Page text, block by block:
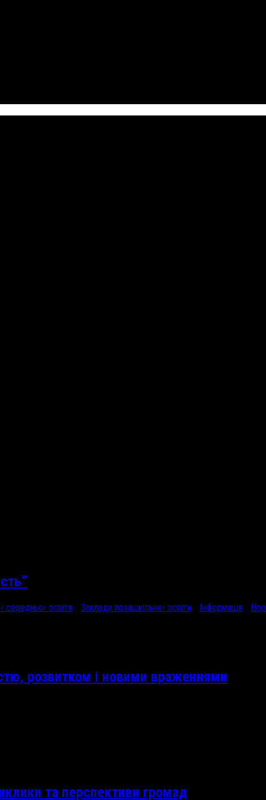
середньої освіти Заклади позашкільної освіти Інформація
розвитком і новими враженнями
та перспективи громад